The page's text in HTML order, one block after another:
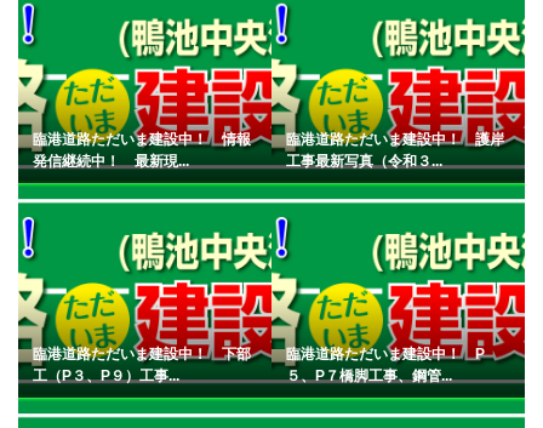
臨港道路ただいま建設中！ 情報
発信継続中！ 最新現...
臨港道路ただいま建設中！ 護岸
工事最新写真（令和３...
臨港道路ただいま建設中！ 下部
工（P３、P９）工事...
臨港道路ただいま建設中！ P
５、P７橋脚工事、鋼管...